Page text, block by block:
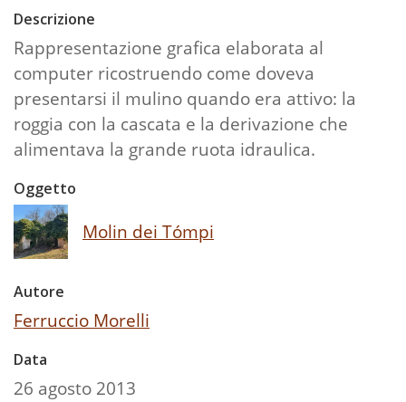
Descrizione
Rappresentazione grafica elaborata al
computer ricostruendo come doveva
presentarsi il mulino quando era attivo: la
roggia con la cascata e la derivazione che
alimentava la grande ruota idraulica.
Oggetto
Molin dei Tómpi
Autore
Ferruccio Morelli
Data
26 agosto 2013